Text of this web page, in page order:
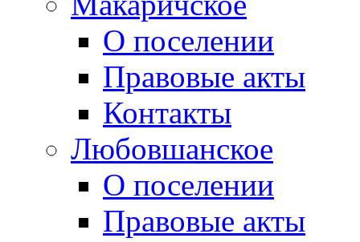
О поселении
Правовые акты
Контакты
Любовшанское
О поселении
Правовые акты